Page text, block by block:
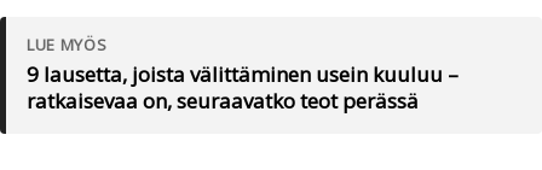
LUE MYÖS
9 lausetta, joista välittäminen usein kuuluu –
ratkaisevaa on, seuraavatko teot perässä